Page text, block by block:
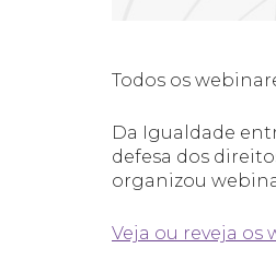
Todos os
Da Igualdade
defesa dos
organizou
Veja ou reveja os